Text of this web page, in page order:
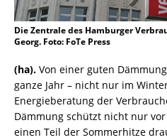
Die Zentrale des Hamburger
Georg. Foto: FoTe Press
(ha). Von einer guten
ganze Jahr – nicht nur im
Energieberatung der
Dämmung schützt nicht nur
einen Teil der Sommerhitze